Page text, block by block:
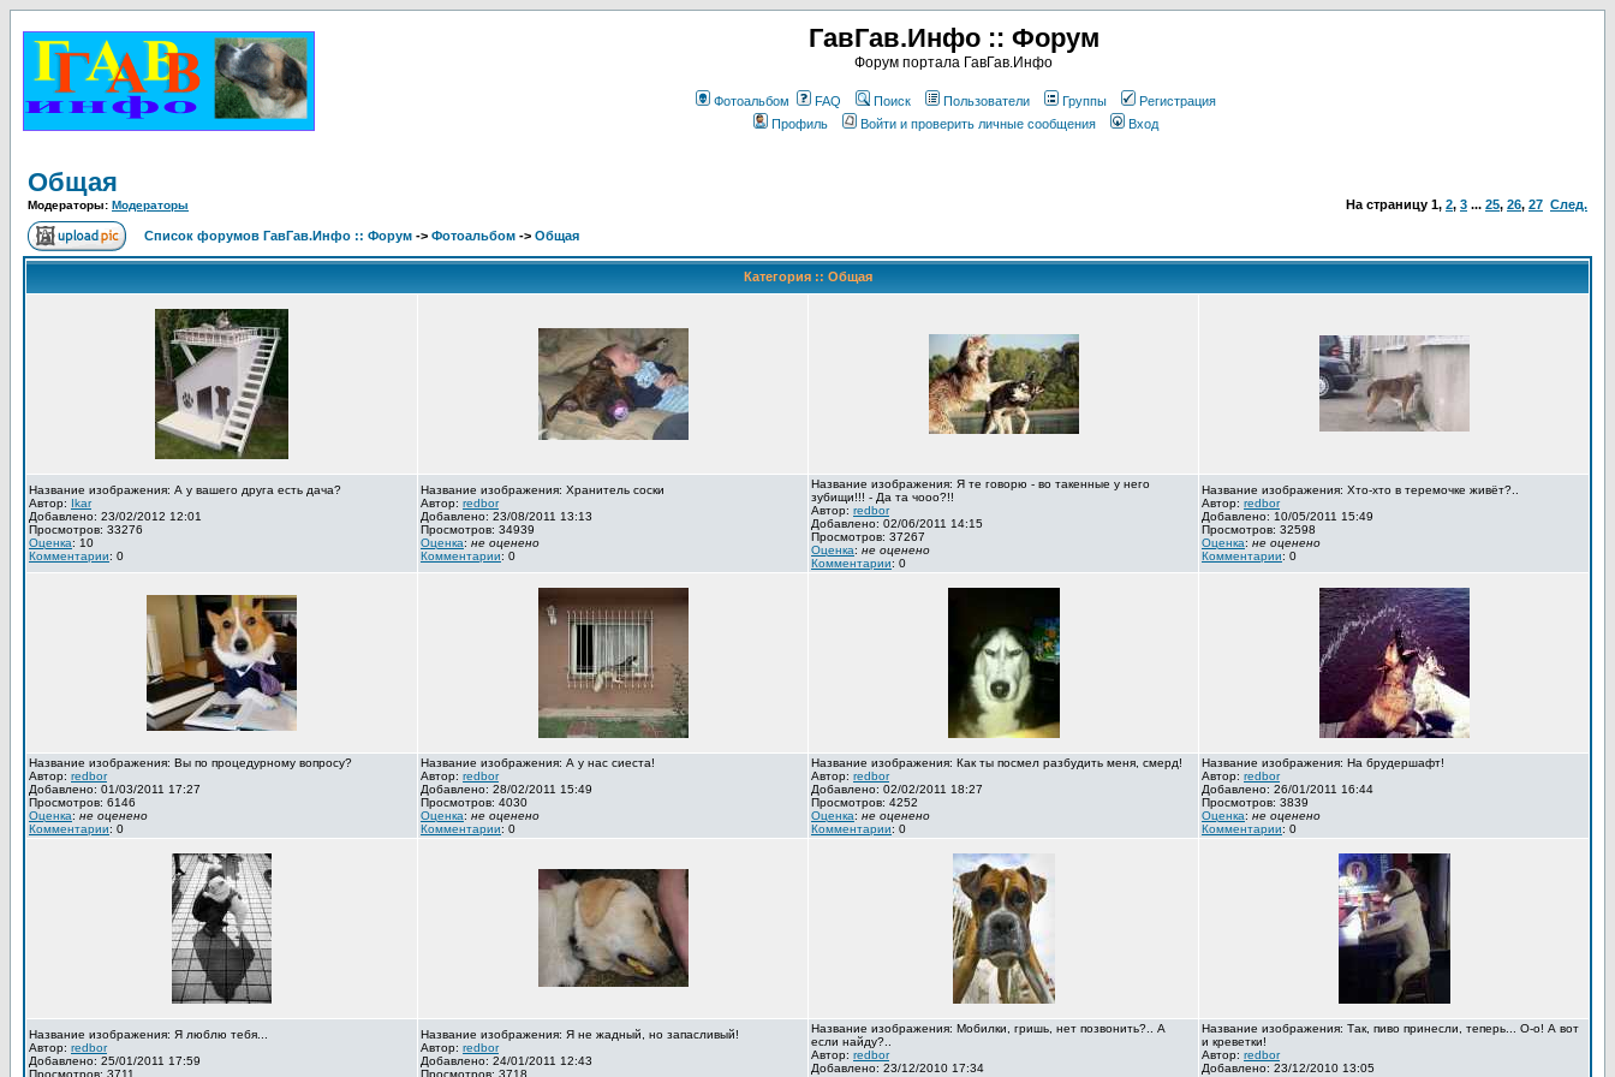
ГавГав.Инфо :: Форум
Форум портала ГавГав.Инфо
Фотоальбом FAQ Поиск Пользователи Группы
Регистрация
Профиль
Войти и проверить личные сообщения Вход
Общая
Модераторы: Модераторы На страницу 1, 2, 3 ... 25, 26, 27 След.
Список форумов ГавГав.Инфо :: Форум -> Фотоальбом -> Общая
Категория :: Общая
Название изображения: А у вашего друга есть дача?
Автор: Ikar
Добавлено: 23/02/2012 12:01
Просмотров: 33276
Оценка: 10
Комментарии: 0
Название изображения: Хранитель соски
Автор: redbor
Добавлено: 23/08/2011 13:13
Просмотров: 34939
Оценка: не оценено
Комментарии: 0
Название изображения: Я те говорю - во такенные у него
зубищи!!! - Да та чооо?!!
Автор: redbor
Добавлено: 02/06/2011 14:15
Просмотров: 37267
Оценка: не оценено
Комментарии: 0
Название изображения: Хто-хто в теремочке живёт?..
Автор: redbor
Добавлено: 10/05/2011 15:49
Просмотров: 32598
Оценка: не оценено
Комментарии: 0
Название изображения: Вы по процедурному вопросу?
Автор: redbor
Добавлено: 01/03/2011 17:27
Просмотров: 6146
Оценка: не оценено
Комментарии: 0
Название изображения: А у нас сиеста!
Автор: redbor
Добавлено: 28/02/2011 15:49
Просмотров: 4030
Оценка: не оценено
Комментарии: 0
Название изображения: Как ты посмел разбудить меня, смерд!
Автор: redbor
Добавлено: 02/02/2011 18:27
Просмотров: 4252
Оценка: не оценено
Комментарии: 0
Название изображения: На брудершафт!
Автор: redbor
Добавлено: 26/01/2011 16:44
Просмотров: 3839
Оценка: не оценено
Комментарии: 0
Название изображения: Я люблю тебя...
Автор: redbor
Добавлено: 25/01/2011 17:59
Просмотров: 3711
Название изображения: Я не жадный, но запасливый!
Автор: redbor
Добавлено: 24/01/2011 12:43
Просмотров: 3718
Название изображения: Мобилки, гришь, нет позвонить?.. А
если найду?..
Автор: redbor
Добавлено: 23/12/2010 17:34
Название изображения: Так, пиво принесли, теперь... О-о! А вот
и креветки!
Автор: redbor
Добавлено: 23/12/2010 13:05